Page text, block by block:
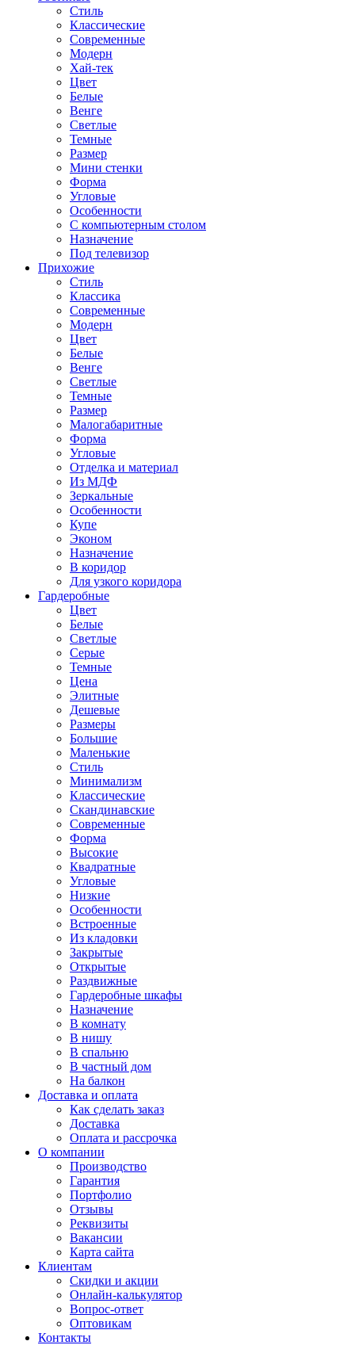
Стиль
Классические
Современные
Модерн
Хай-тек
Цвет
Белые
Венге
Светлые
Темные
Размер
Мини стенки
Форма
Угловые
Особенности
С компьютерным столом
Назначение
Под телевизор
Прихожие
Стиль
Классика
Современные
Модерн
Цвет
Белые
Венге
Светлые
Темные
Размер
Малогабаритные
Форма
Угловые
Отделка и материал
Из МДФ
Зеркальные
Особенности
Купе
Эконом
Назначение
В коридор
Для узкого коридора
Гардеробные
Цвет
Белые
Светлые
Серые
Темные
Цена
Элитные
Дешевые
Размеры
Большие
Маленькие
Стиль
Минимализм
Классические
Скандинавские
Современные
Форма
Высокие
Квадратные
Угловые
Низкие
Особенности
Встроенные
Из кладовки
Закрытые
Открытые
Раздвижные
Гардеробные шкафы
Назначение
В комнату
В нишу
В спальню
В частный дом
На балкон
Доставка и оплата
Как сделать заказ
Доставка
Оплата и рассрочка
О компании
Производство
Гарантия
Портфолио
Отзывы
Реквизиты
Вакансии
Карта сайта
Клиентам
Скидки и акции
Онлайн-калькулятор
Вопрос-ответ
Оптовикам
Контакты